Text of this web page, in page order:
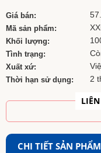
Giá bán:
Mã sản phẩm:
Khối lượng:
Tình trạng:
Xuất xứ:
Thời hạn sử dụng: 2
CHI TIẾT SẢN PHẨM